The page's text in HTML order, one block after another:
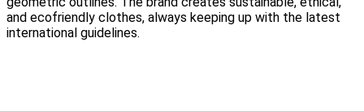
and ecofriendly clothes, always keeping up with the latest
international guidelines.